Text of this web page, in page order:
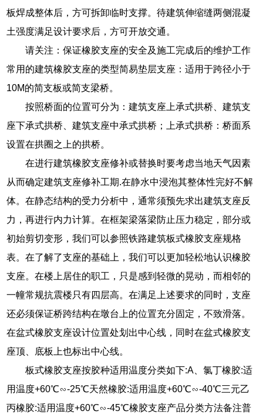
板焊成整体后，方可拆卸临时支撑。待建筑伸缩缝两侧混凝
土强度满足设计要求后，方可开放交通。
请关注：保证橡胶支座的安全及施工完成后的维护工作
常用的建筑橡胶支座的类型简易垫层支座：适用于跨径小于
10M的简支板或简支梁桥。
按照桥面的位置可分为：建筑支座上承式拱桥、建筑支
座下承式拱桥、建筑支座中承式拱桥；上承式拱桥：桥面系
设置在拱圈之上的拱桥。
在进行建筑橡胶支座修补或替换时要考虑当地天气因素
从而确定建筑支座修补工期.在静水中浸泡其整体性完好不解
体。在静态结构的受力分析中，通常须预先求出建筑支座反
力，再进行内力计算。在框架梁落梁防止压力稳定，部分或
初始剪切变形，我们可以参照铁路建筑板式橡胶支座规格
表。在了解了支座的基础上，我们可以更加轻松地认识橡胶
支座。在楼上居住的职工，只是感到轻微的晃动，而相邻的
一幢常规抗震楼只有四层高。在满足上述要求的同时，支座
还必须保证桥跨结构在墩台上的位置充分固定，不致滑落。
在盆式橡胶支座设计位置处划出中心线，同时在盆式橡胶支
座顶、底板上也标出中心线。
板式橡胶支座按胶种适用温度分类如下:A、氯丁橡胶:适
用温度+60℃∽-25℃天然橡胶:适用温度+60℃∽-40℃三元乙
丙橡胶:适用温度+60℃∽-45℃橡胶支座产品分类方法备注普